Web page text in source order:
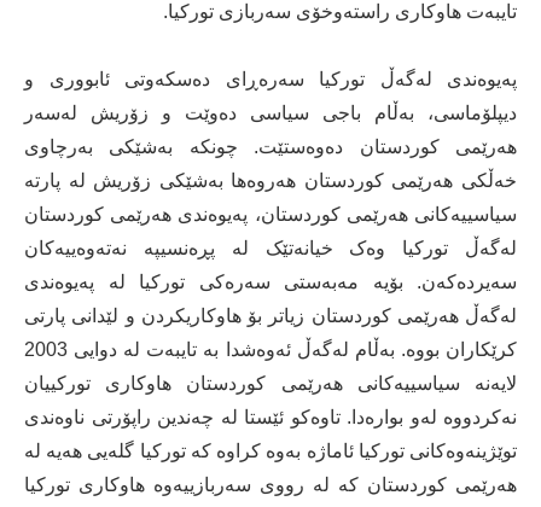
تایبەت هاوکاری راستەوخۆی سەربازی تورکیا.
پەیوەندی لەگەڵ تورکیا سەرەڕای دەسکەوتی ئابووری و
دیپلۆماسی، بەڵام باجی سیاسی دەوێت و زۆریش لەسەر
هەرێمی کوردستان دەوەستێت. چونکە بەشێکی بەرچاوی
خەڵکی هەرێمی کوردستان هەروەها بەشێکی زۆریش لە پارتە
سیاسییەکانی هەرێمی کوردستان، پەیوەندی هەرێمی کوردستان
لەگەڵ تورکیا وەک خیانەتێک لە پڕەنسیپە نەتەوەییەکان
سەیردەکەن. بۆیە مەبەستی سەرەکی تورکیا لە پەیوەندی
لەگەڵ هەرێمی کوردستان زیاتر بۆ هاوکاریکردن و لێدانی پارتی
کرێکاران بووە. بەڵام لەگەڵ ئەوەشدا بە تایبەت لە دوایی 2003
لایەنە سیاسییەکانی هەرێمی کوردستان هاوکاری تورکییان
نەکردووە لەو بوارەدا. تاوەکو ئێستا لە چەندین راپۆرتی ناوەندی
توێژینەوەکانی تورکیا ئاماژە بەوە کراوە کە تورکیا گلەیی هەیە لە
هەرێمی کوردستان کە لە رووی سەربازییەوە هاوکاری تورکیا